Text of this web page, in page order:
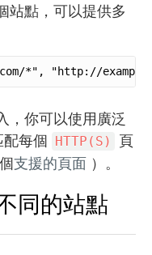
站點，可以提供多
*", "http://
，你可以使用廣泛
配每個 HTTP(S)
頁
支援的頁面 ）。
同的站點